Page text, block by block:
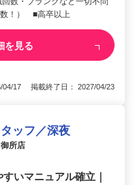
数！） ■高卒以上
を見る
04/17 掲載終了日： 2027/04/23
ッフ／深夜
所店
いマニュアル確立｜